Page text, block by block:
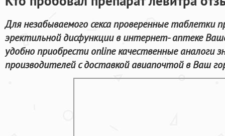
Для незабываемого секса проверенные таблетки
эректильной дисфункции в интернет- аптеке
удобно приобрести online качественные аналоги
производителей с доставкой авиапочтой в Ваш